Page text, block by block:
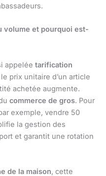
volume et pourquoi est-
appelée tarification
prix unitaire d’un article
achetée augmente.
commerce de gros. Pour
exemple, vendre 50
la gestion des
et garantit une rotation
de la maison, cette